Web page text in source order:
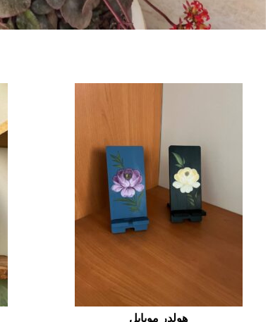
هولدر موبایل